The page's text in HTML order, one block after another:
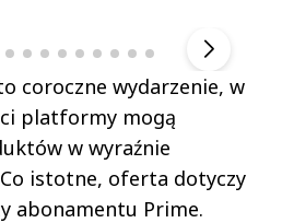
coroczne wydarzenie, w
platformy mogą
w wyraźnie
istotne, oferta dotyczy
abonamentu Prime.